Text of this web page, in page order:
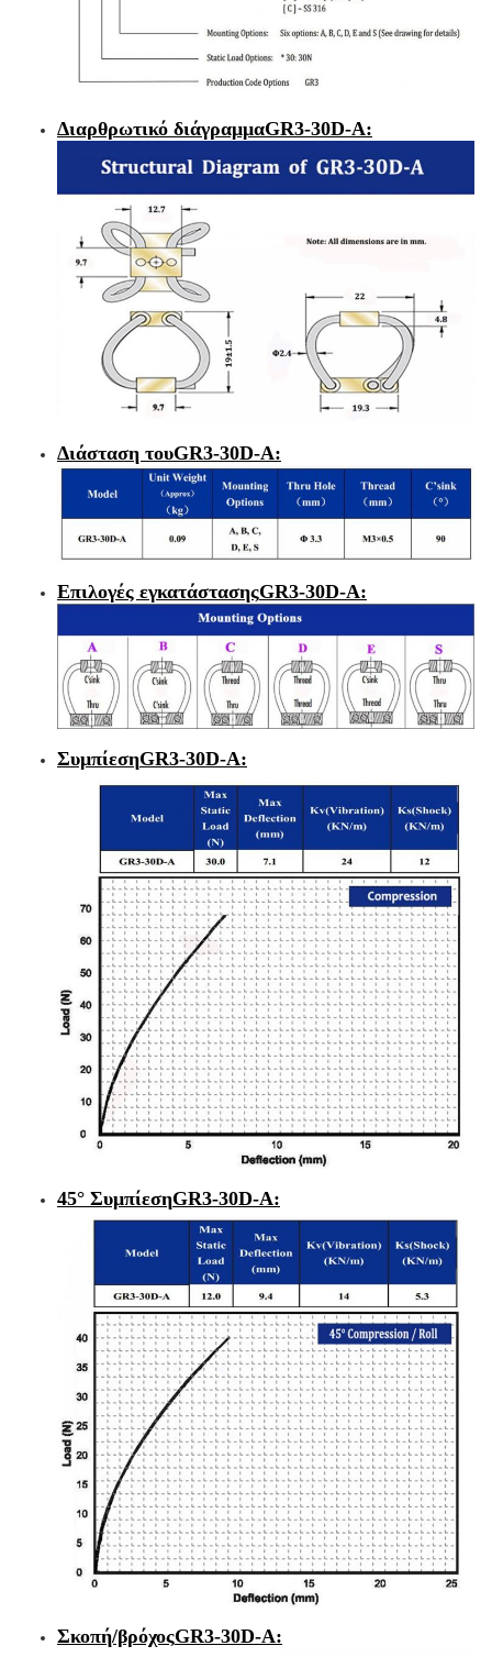
Διαρθρωτικό διάγραμμαGR3-30D-A:
Διάσταση τουGR3-30D-A:
Επιλογές εγκατάστασηςGR3-30D-A:
ΣυμπίεσηGR3-30D-A:
45° ΣυμπίεσηGR3-30D-A:
Σκοπή/βρόχοςGR3-30D-A: